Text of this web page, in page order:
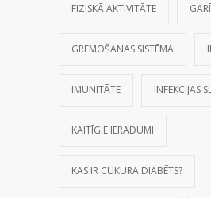
FIZISKĀ AKTIVITĀTE
GREMOŠANAS SISTĒMA
IMUNITĀTE INFEKCIJAS
KAITĪGIE IERADUMI
KAS IR CUKURA DIABĒTS?